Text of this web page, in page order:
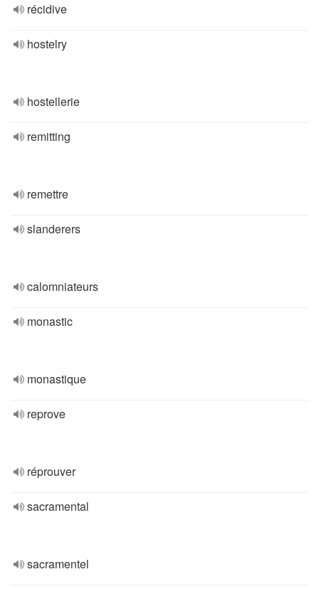
récidive
hostelry
hostellerie
remitting
remettre
slanderers
calomniateurs
monastic
monastique
reprove
réprouver
sacramental
sacramentel